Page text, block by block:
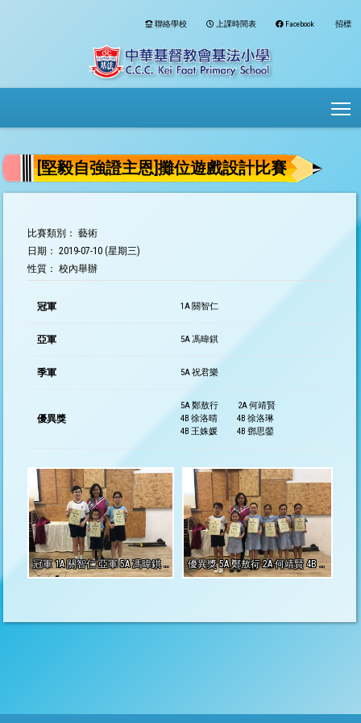
聯絡學校 上課時間表 Facebook 招標
[堅毅自強證主恩]攤位遊戲設計比賽
比賽類別： 藝術
日期： 2019-07-10 (星期三)
性質： 校內舉辦
冠軍 1A 關智仁
亞軍 5A 馮暐錤
季軍 5A 祝君樂
優異獎
5A 鄭敖行
2A 何靖賢
4B 徐洛晴
4B 徐洛琳
4B 王姝媛
4B 鄧思鎣
冠軍 1A 關智仁 亞軍 5A 馮暐錤 季軍5A 祝君樂 優異獎 5A 鄭敖行 2A 何靖賢 4B 徐洛晴 4B 徐洛琳 4B 王姝媛 4B 鄧思鎣